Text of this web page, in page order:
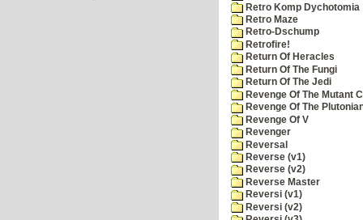
Retro Komp Dychotomia
Retro Maze
Retro-Dschump
Retrofire!
Return Of Heracles
Return Of The Fungi
Return Of The Jedi
Revenge Of The Mutant
Revenge Of The
Revenge Of V
Revenger
Reversal
Reverse (v1)
Reverse (v2)
Reverse Master
Reversi (v1)
Reversi (v2)